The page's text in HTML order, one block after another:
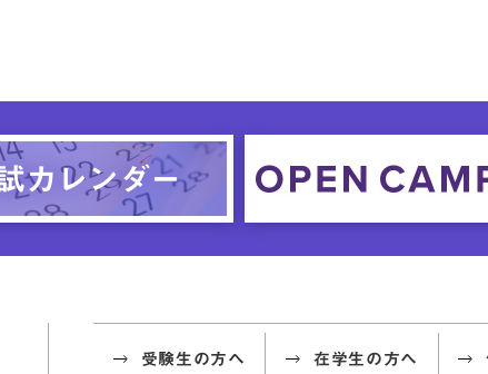
受験生の方へ 在学生の方へ